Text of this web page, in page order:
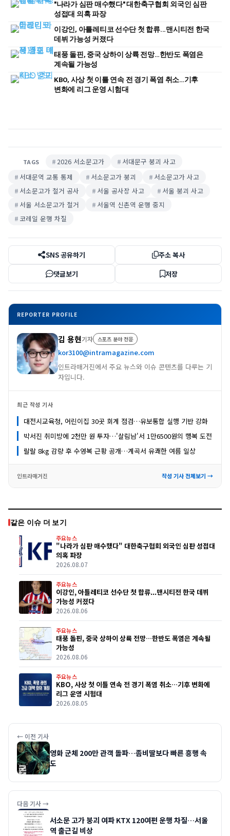
"나라가 심판 매수했다" 대한축구협회 외국인 심판
성접대 의혹 파장
이강인, 아틀레티코 선수단 첫 합류...맨시티전 한국
데뷔 가능성 커졌다
태풍 돌핀, 중국 상하이 상륙 전망…한반도 폭염은
계속될 가능성
KBO, 사상 첫 이틀 연속 전 경기 폭염 취소…기후
변화에 리그 운영 시험대
TAGS 2026 서소문고가
서대문구 붕괴 사고
서대문역 교통 통제
서소문고가 붕괴
서소문고가 사고
서소문고가 철거 공사
서울 공사장 사고
서울 붕괴 사고
서울 서소문고가 철거
서울역 신촌역 운행 중지
코레일 운행 차질
SNS 공유하기
주소 복사
댓글보기
저장
REPORTER PROFILE
김 용현기자 스포츠 분야 전문
kor3100@intramagazine.com
인트라매거진에서 주요 뉴스와 이슈 콘텐츠를 다루는 기
자입니다.
최근 작성 기사
대전시교육청, 어린이집 30곳 회계 점검…유보통합 실행 기반 강화
박서진 취미방에 2천만 원 투자…'살림남'서 1만6500원의 행복 도전
랄랄 8kg 감량 후 수영복 근황 공개…계곡서 유쾌한 여름 일상
인트라매거진 작성 기사 전체보기 →
같은 이슈 더 보기
주요뉴스
"나라가 심판 매수했다" 대한축구협회 외국인 심판 성접대
의혹 파장
2026.08.07
주요뉴스
이강인, 아틀레티코 선수단 첫 합류...맨시티전 한국 데뷔
가능성 커졌다
2026.08.06
주요뉴스
태풍 돌핀, 중국 상하이 상륙 전망…한반도 폭염은 계속될
가능성
2026.08.06
주요뉴스
KBO, 사상 첫 이틀 연속 전 경기 폭염 취소…기후 변화에
리그 운영 시험대
2026.08.05
← 이전 기사
영화 군체 200만 관객 돌파…좀비딸보다 빠른 흥행 속
도
다음 기사 →
서소문 고가 붕괴 여파 KTX 120여편 운행 차질…서울
역 출근길 비상